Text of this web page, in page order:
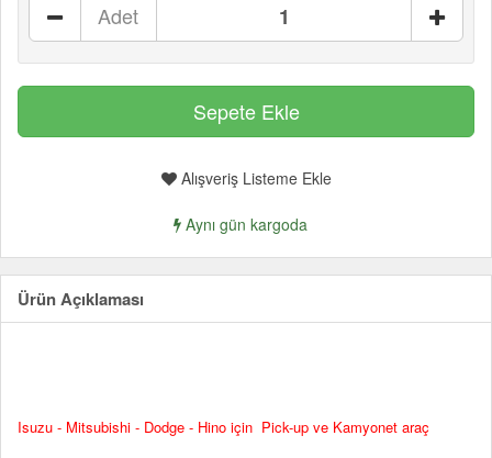
Adet
Alışveriş Listeme Ekle
Aynı gün kargoda
Ürün Açıklaması
Isuzu - Mitsubishi - Dodge - Hino için Pick-up ve Kamyonet araç